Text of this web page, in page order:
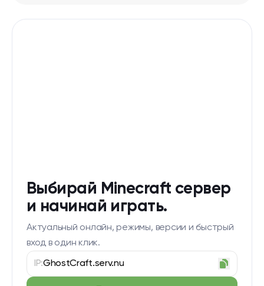
Выбирай Minecraft сервер
и начинай играть.
Актуальный онлайн, режимы, версии и быстрый
вход в один клик.
IP:GhostCraft.serv.nu